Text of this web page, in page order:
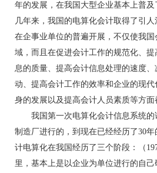
年的发展，在我国大型企业基本上普
几年来，我国的电算化会计取得了引
在企事业单位的普遍开展，不仅使我
域，而且在促进会计工作的规范化、
息的质量、提高会计信息处理的速度
动、提高会计工作的效率和企业的现
身的发展以及提高会计人员素质等方面
我国第一次电算化会计信息系统的
制造厂进行的，到现在已经经历了30
计电算化在我国经历了三个阶段：（
里，基本上是以企业为单位进行的自